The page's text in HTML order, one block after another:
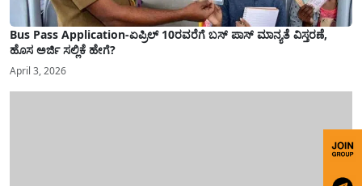
Bus Pass Application-ಏಪ್ರಿಲ್ 10ರವರೆಗೆ ಬಸ್ ಪಾಸ್ ಮಾನ್ಯತೆ ವಿಸ್ತರಣೆ,
ಹೊಸ ಅರ್ಜಿ ಸಲ್ಲಿಕೆ ಹೇಗೆ?
April 3, 2026